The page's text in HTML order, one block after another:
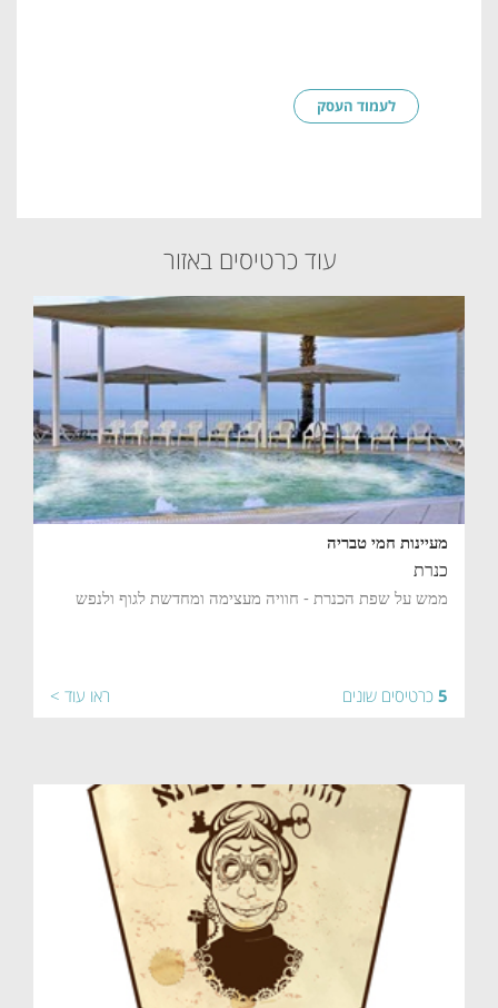
לעמוד העסק
עוד כרטיסים באזור
מעיינות חמי טבריה
כנרת
ממש על שפת הכנרת - חוויה מעצימה ומחדשת לגוף ולנפש
5 כרטיסים שונים ראו עוד >